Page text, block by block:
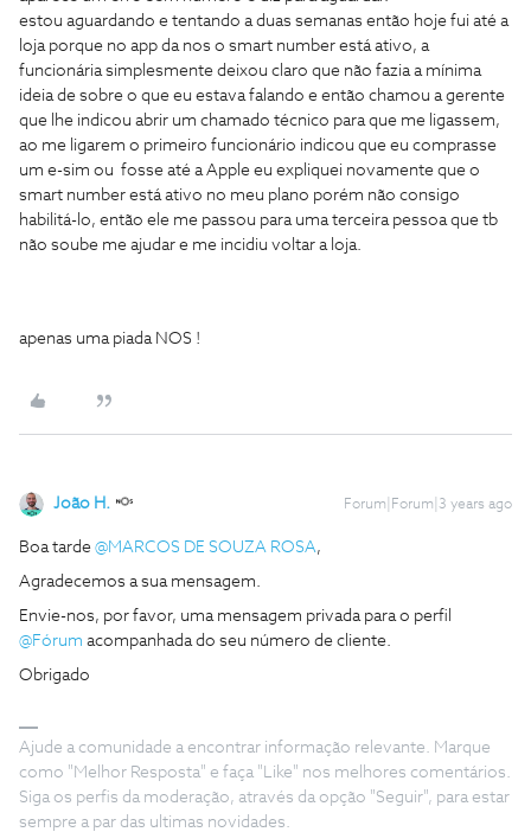
estou aguardando e tentando a duas semanas então hoje fui até a
loja porque no app da nos o smart number está ativo, a
funcionária simplesmente deixou claro que não fazia a mínima
ideia de sobre o que eu estava falando e então chamou a gerente
que lhe indicou abrir um chamado técnico para que me ligassem,
ao me ligarem o primeiro funcionário indicou que eu comprasse
um e-sim ou fosse até a Apple eu expliquei novamente que o
smart number está ativo no meu plano porém não consigo
habilitá-lo, então ele me passou para uma terceira pessoa que tb
não soube me ajudar e me incidiu voltar a loja.
apenas uma piada NOS !
João H. Forum|Forum|3 years ago
Boa tarde @MARCOS DE SOUZA ROSA,
Agradecemos a sua mensagem.
Envie-nos, por favor, uma mensagem privada para o perfil
@Fórum acompanhada do seu número de cliente.
Obrigado
Ajude a comunidade a encontrar informação relevante. Marque
como "Melhor Resposta" e faça "Like" nos melhores comentários.
Siga os perfis da moderação, através da opção "Seguir", para estar
sempre a par das ultimas novidades.